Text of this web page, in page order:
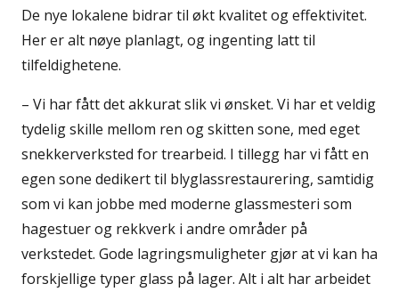
De nye lokalene bidrar til økt kvalitet og effektivitet.
Her er alt nøye planlagt, og ingenting latt til
tilfeldighetene.
– Vi har fått det akkurat slik vi ønsket. Vi har et veldig
tydelig skille mellom ren og skitten sone, med eget
snekkerverksted for trearbeid. I tillegg har vi fått en
egen sone dedikert til blyglassrestaurering, samtidig
som vi kan jobbe med moderne glassmesteri som
hagestuer og rekkverk i andre områder på
verkstedet. Gode lagringsmuligheter gjør at vi kan ha
forskjellige typer glass på lager. Alt i alt har arbeidet